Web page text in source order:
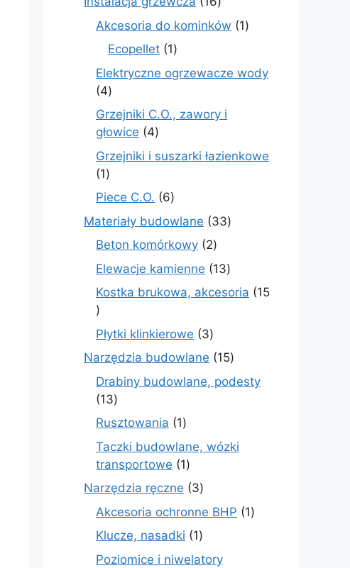
produktów
Akcesoria do kominków 11
Ecopellet 11
Elektryczne ogrzewacze wody
44
produkty
Grzejniki C.O., zawory i
głowice
44
produkty
Grzejniki i suszarki łazienkowe
11
produkt
Piece C.O. 66
produktów
Materiały budowlane 3333
Beton komórkowy 22
produkty
Elewacje kamienne 1313
produktów
Kostka brukowa, akcesoria
15
15
produktów
Płytki klinkierowe 33
produkty
Narzędzia budowlane 1515
produktów
Drabiny budowlane, podesty
1313
produktów
Rusztowania 11
produkt
Taczki budowlane, wózki
transportowe
11
produkt
Narzędzia ręczne 33
produkty
Akcesoria ochronne BHP 11
Klucze, nasadki 11
produkt
Poziomice i niwelatory